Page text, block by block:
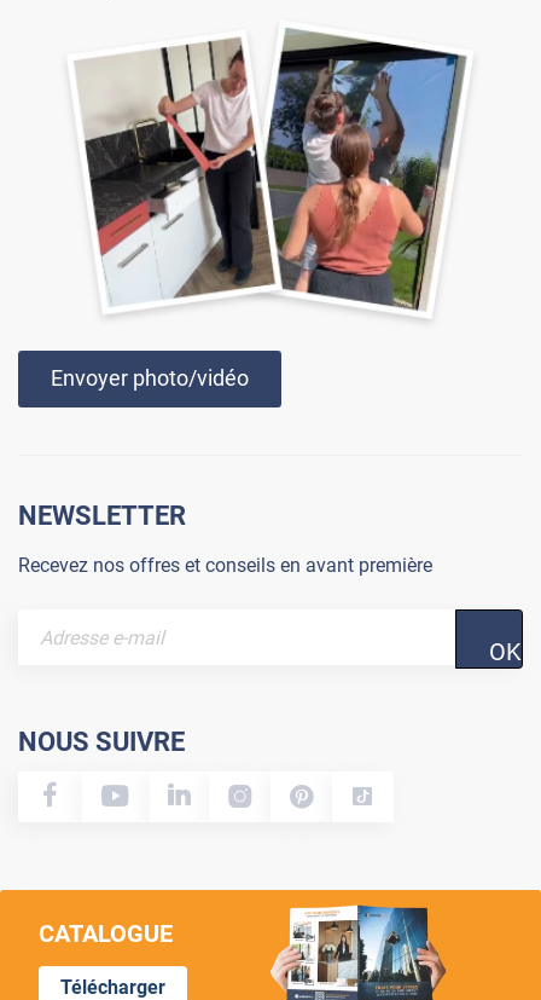
Envoyer photo/vidéo
NEWSLETTER
Recevez nos offres et conseils en avant première
OK
NOUS SUIVRE
CATALOGUE
Télécharger